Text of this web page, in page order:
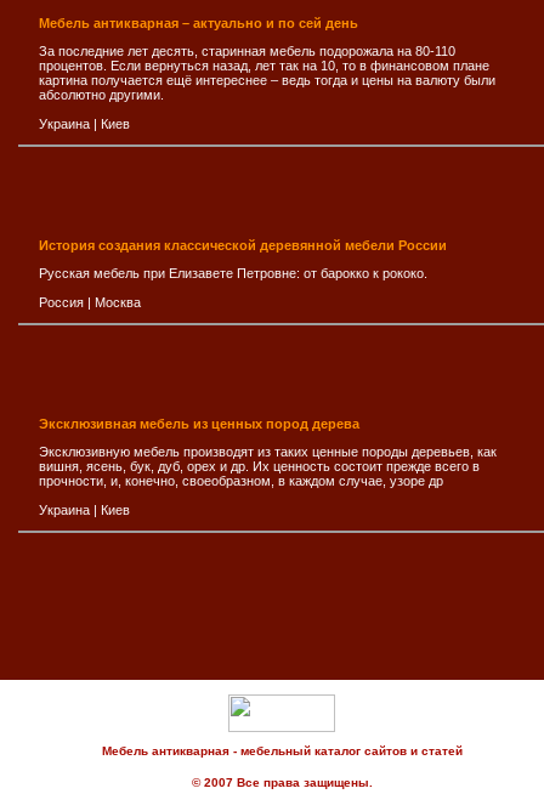
Мебель антикварная – актуально и по сей день
За последние лет десять, старинная мебель подорожала на 80-110
процентов. Если вернуться назад, лет так на 10, то в финансовом плане
картина получается ещё интереснее – ведь тогда и цены на валюту были
абсолютно другими.
Украина | Киев
История создания классической деревянной мебели России
Русская мебель при Елизавете Петровне: от барокко к рококо.
Россия | Москва
Эксклюзивная мебель из ценных пород дерева
Эксклюзивную мебель производят из таких ценные породы деревьев, как
вишня, ясень, бук, дуб, орех и др. Их ценность состоит прeжде всего в
прочноcти, и, конeчно, своеобразном, в каждом случае, узоре др
Украина | Киев
Мебель антикварная - мебельный каталог сайтов и статей
© 2007 Все права защищены.